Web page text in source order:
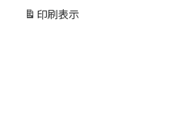
リ
印刷 表示